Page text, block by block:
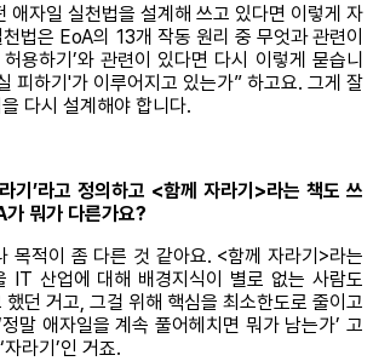
애자일 실천법을 설계해 쓰고 있다면 이렇게 자
법은 EoA의 13개 작동 원리 중 무엇과 관련이
허용하기’와 관련이 있다면 다시 이렇게 묻습니
피하기'가 이루어지고 있는가” 하고요. 그게 잘
다시 설계해야 합니다.
기’라고 정의하고 <함께 자라기>라는 책도 쓰
뭐가 다른가요?
목적이 좀 다른 것 같아요. <함께 자라기>라는
IT 산업에 대해 배경지식이 별로 없는 사람도
했던 거고, 그걸 위해 핵심을 최소한도로 줄이고
말 애자일을 계속 풀어헤치면 뭐가 남는가’ 고
자라기’인 거죠.